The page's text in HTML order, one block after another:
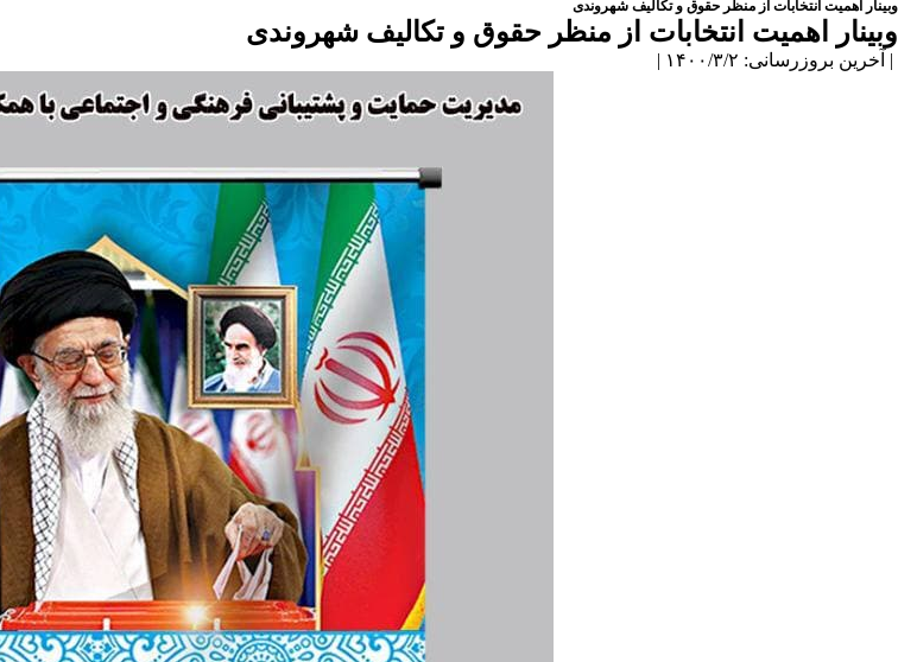
وبینار اهمیت انتخابات از منظر حقوق و تکالیف شهروندی
وبینار اهمیت انتخابات از منظر حقوق و تکالیف شهروندی
| آخرین بروزرسانی: ۱۴۰۰/۳/۲ |